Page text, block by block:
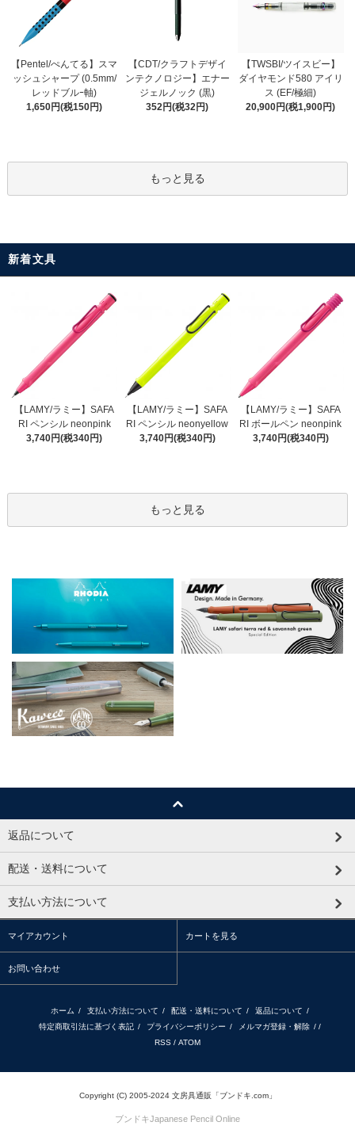
【Pentel/ぺんてる】スマ
ッシュシャープ (0.5mm/
レッドブルｰ軸)
1,650円(税150円)
【CDT/クラフトデザイ
ンテクノロジー】エナー
ジェルノック (黒)
352円(税32円)
【TWSBI/ツイスビー】
ダイヤモンド580 アイリ
ス (EF/極細)
20,900円(税1,900円)
もっと見る
新着文具
【LAMY/ラミー】SAFA
RI ペンシル neonpink
3,740円(税340円)
【LAMY/ラミー】SAFA
RI ペンシル neonyellow
3,740円(税340円)
【LAMY/ラミー】SAFA
RI ボールペン neonpink
3,740円(税340円)
もっと見る
返品について
配送・送料について
支払い方法について
マイアカウント カートを見る
お問い合わせ
ホーム / 支払い方法について / 配送・送料について / 返品について /
特定商取引法に基づく表記 / プライバシーポリシー / メルマガ登録・解除 / /
RSS / ATOM
Copyright (C) 2005-2024 文房具通販「ブンドキ.com」
ブンドキJapanese Pencil Online